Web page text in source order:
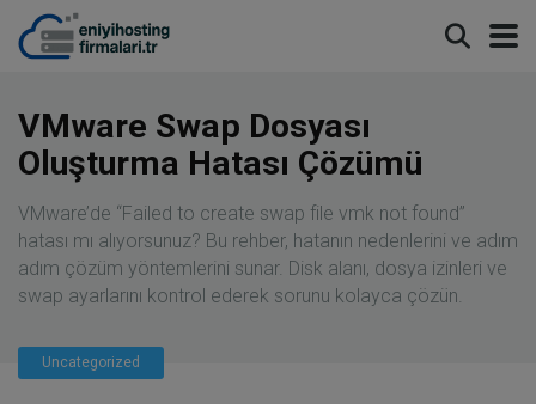
VMware Swap Dosyası
Oluşturma Hatası Çözümü
VMware’de “Failed to create swap file vmk not found”
hatası mı alıyorsunuz? Bu rehber, hatanın nedenlerini ve adım
adım çözüm yöntemlerini sunar. Disk alanı, dosya izinleri ve
swap ayarlarını kontrol ederek sorunu kolayca çözün.
Uncategorized